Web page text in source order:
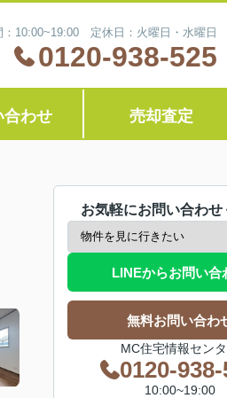
：10:00~19:00 定休日：火曜日・水曜日
0120-938-525
合わせ 売却査定
お気軽にお問い合わせ
LINEからお問い合
無料お問い合わ
MC住宅情報セン
0120-
10:00~19:00